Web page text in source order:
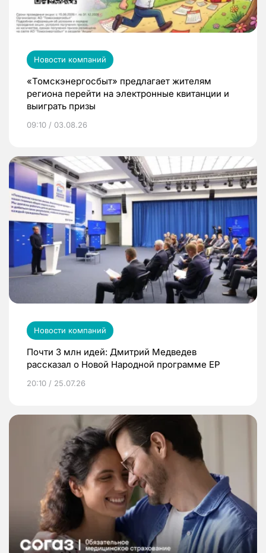
Новости компаний
«Томскэнергосбыт» предлагает жителям
региона перейти на электронные квитанции и
выиграть призы
09:10 / 03.08.26
Новости компаний
Почти 3 млн идей: Дмитрий Медведев
рассказал о Новой Народной программе ЕР
20:10 / 25.07.26